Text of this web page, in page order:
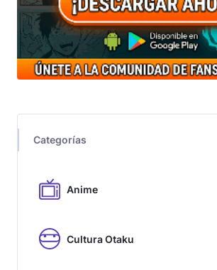
Categorías
Anime
Cultura Otaku